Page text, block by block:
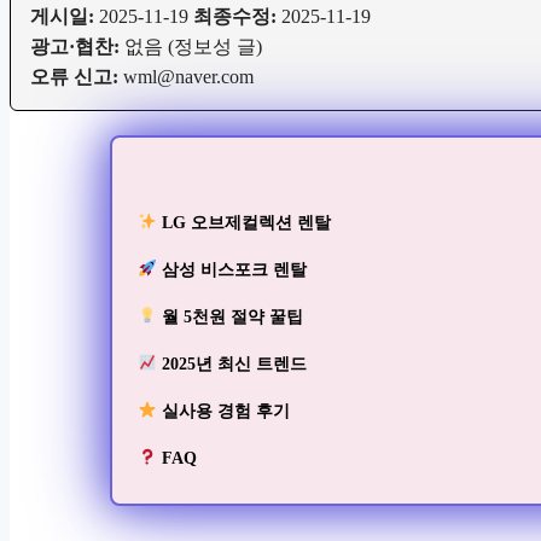
게시일: 2025-11-19 최종수정: 2025-11-19
광고·협찬: 없음 (정보성 글)
오류 신고: wml@naver.com
LG 오브제컬렉션 렌탈
삼성 비스포크 렌탈
월 5천원 절약 꿀팁
2025년 최신 트렌드
실사용 경험 후기
FAQ